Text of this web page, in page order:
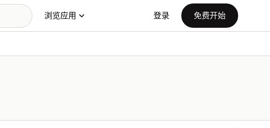
浏览应用 登录 免费开始